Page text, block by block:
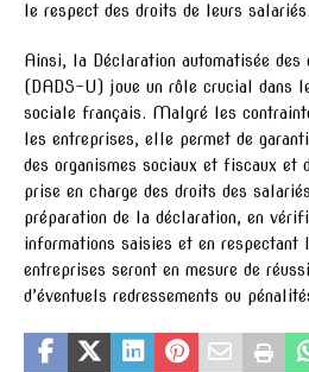
le respect des droits de leurs salariés.
Ainsi, la Déclaration automatisée des
(DADS-U) joue un rôle crucial dans
sociale français. Malgré les
les entreprises, elle permet de
des organismes sociaux et fiscaux et
prise en charge des droits des
préparation de la déclaration, en
informations saisies et en
entreprises seront en mesure de
d’éventuels redressements ou